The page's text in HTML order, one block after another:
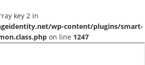
key 2 in
wp-content/plugins/smart-
on line 1247